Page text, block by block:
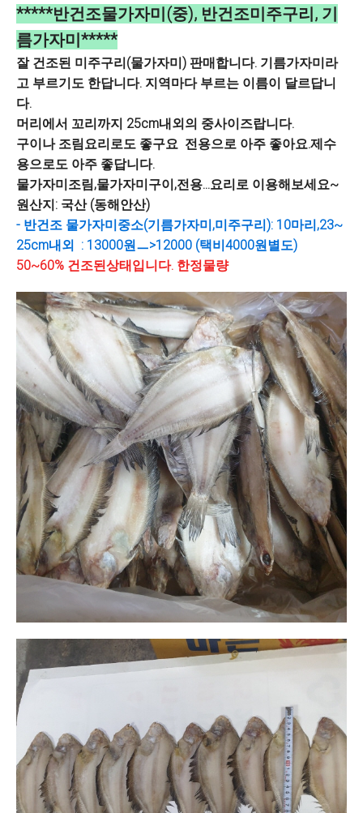
*****반건조물가자미(중), 반건조미주구리, 기
름가자미*****
잘 건조된 미주구리(물가자미) 판매합니다. 기름가자미라
고 부르기도 한답니다. 지역마다 부르는 이름이 달르답니
다.
머리에서 꼬리까지 25cm내외의 중사이즈랍니다.
구이나 조림요리로도 좋구요 전용으로 아주 좋아요.제수
용으로도 아주 좋답니다.
물가자미조림,물가자미구이,전용...요리로 이용해보세요~
원산지: 국산 (동해안산)
- 반건조 물가자미중소(기름가자미,미주구리): 10마리,23~
25cm내외 : 13000원ㅡ>12000 (택비4000원별도)
50~60% 건조된상태입니다. 한정물량